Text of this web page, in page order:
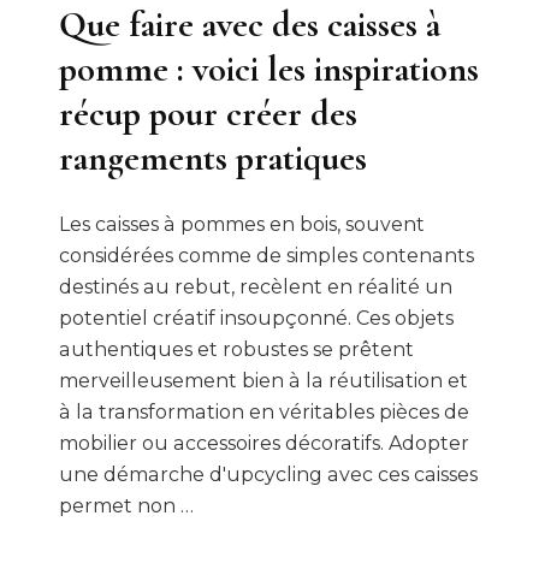
Que faire avec des caisses à
pomme : voici les inspirations
récup pour créer des
rangements pratiques
Les caisses à pommes en bois, souvent
considérées comme de simples contenants
destinés au rebut, recèlent en réalité un
potentiel créatif insoupçonné. Ces objets
authentiques et robustes se prêtent
merveilleusement bien à la réutilisation et
à la transformation en véritables pièces de
mobilier ou accessoires décoratifs. Adopter
une démarche d'upcycling avec ces caisses
permet non …